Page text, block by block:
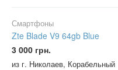
Смартфоны
Zte Blade V9 64gb Blue
3 000 грн.
из г. Николаев, Корабельный